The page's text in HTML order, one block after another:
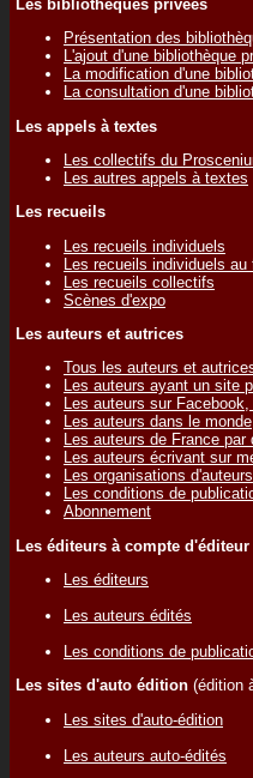
Les bibliothèques privées
Présentation des
L'ajout d'une bibliothèque
La modification d'une
La consultation d'une
Les appels à textes
Les collectifs du
Les autres appels à textes
Les recueils
Les recueils individuels
Les recueils individuels au
Les recueils collectifs
Scènes d'expo
Les auteurs et autrices
Tous les auteurs et
Les auteurs ayant un site
Les auteurs sur
Les auteurs dans le monde
Les auteurs de France par
Les auteurs écrivant sur
Les organisations d'auteurs
Les conditions de
Abonnement
Les éditeurs à compte d'éditeur
Les éditeurs
Les auteurs édités
Les conditions de
Les sites d'auto édition (édition
Les sites d'auto-édition
Les auteurs auto-édités